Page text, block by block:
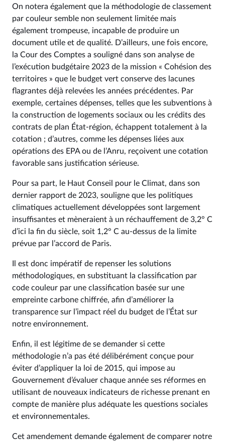
On notera également que la méthodologie de classement
par couleur semble non seulement limitée mais
également trompeuse, incapable de produire un
document utile et de qualité. D’ailleurs, une fois encore,
la Cour des Comptes a souligné dans son analyse de
l’exécution budgétaire 2023 de la mission « Cohésion des
territoires » que le budget vert conserve des lacunes
flagrantes déjà relevées les années précédentes. Par
exemple, certaines dépenses, telles que les subventions à
la construction de logements sociaux ou les crédits des
contrats de plan État-région, échappent totalement à la
cotation ; d’autres, comme les dépenses liées aux
opérations des EPA ou de l’Anru, reçoivent une cotation
favorable sans justification sérieuse.
Pour sa part, le Haut Conseil pour le Climat, dans son
dernier rapport de 2023, souligne que les politiques
climatiques actuellement développées sont largement
insuffisantes et mèneraient à un réchauffement de 3,2° C
d’ici la fin du siècle, soit 1,2° C au-dessus de la limite
prévue par l’accord de Paris.
Il est donc impératif de repenser les solutions
méthodologiques, en substituant la classification par
code couleur par une classification basée sur une
empreinte carbone chiffrée, afin d’améliorer la
transparence sur l’impact réel du budget de l’État sur
notre environnement.
Enfin, il est légitime de se demander si cette
méthodologie n’a pas été délibérément conçue pour
éviter d’appliquer la loi de 2015, qui impose au
Gouvernement d’évaluer chaque année ses réformes en
utilisant de nouveaux indicateurs de richesse prenant en
compte de manière plus adéquate les questions sociales
et environnementales.
Cet amendement demande également de comparer notre